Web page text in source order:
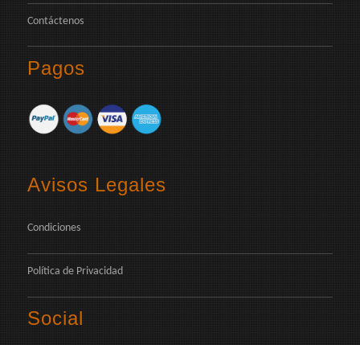
Contáctenos
Pagos
Avisos Legales
Condiciones
Política de Privacidad
Social